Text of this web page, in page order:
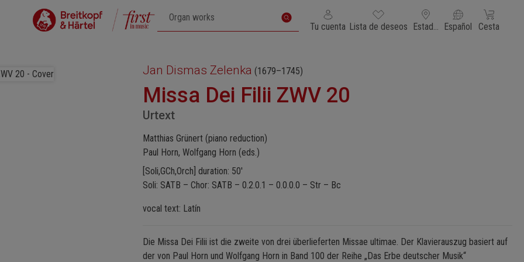
Tu cuenta Tienes 0 artículos en tu lista de deseos
Lista de deseos Estados Unidos de América
Español El carrito
Cesta
Jan Dismas Zelenka (1679–1745)
Missa Dei Filii ZWV 20
Urtext
Matthias Grünert (piano reduction)
Paul Horn, Wolfgang Horn (eds.)
[Soli,GCh,Orch] duration: 50'
Soli: SATB – Chor: SATB – 0.2.0.1 – 0.0.0.0 – Str – Bc
vocal text: Latín
Die Missa Dei Filii ist die zweite von drei überlieferten Missae ultimae. Der Klavierauszug basiert auf
der von Paul Horn und Wolfgang Horn in Band 100 der Reihe „Das Erbe deutscher Musik“